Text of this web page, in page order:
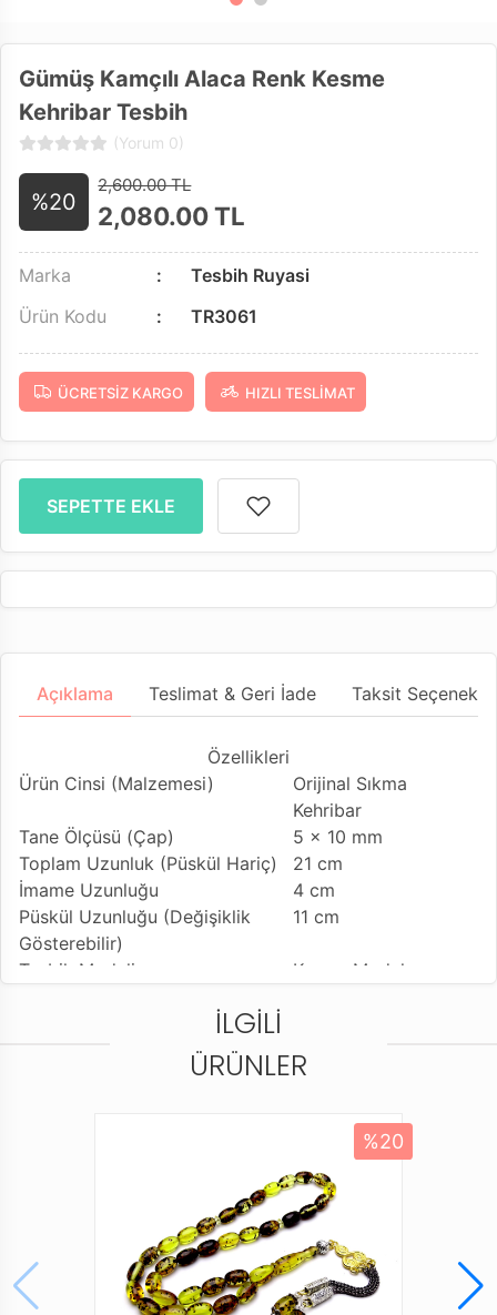
Gümüş Kamçılı Alaca Renk Kesme
Kehribar Tesbih
(Yorum 0)
%20
2,600.00 TL
2,080.00TL
Marka
Tesbih Ruyasi
Ürün Kodu
TR3061
ÜCRETSIZ KARGO HIZLI TESLIMAT
SEPETTE EKLE
Açıklama Teslimat & Geri İade Taksit
Özellikleri
Ürün Cinsi (Malzemesi)
Orijinal Sıkma
Kehribar
Tane Ölçüsü (Çap)
5 x 10 mm
Toplam Uzunluk (Püskül Hariç)
21 cm
İmame Uzunluğu
4 cm
Püskül Uzunluğu (Değişiklik
Gösterebilir)
11 cm
Tesbih Modeli
Kesme Model
Günlük Kullanıma
Çiftli Çekime Uygun
Standart Tesbih İpi
Paketleme ve Gönderim Şekli
Standart Tesbih
Kutusu
Ürün Açıklaması
* Tesbih ustalarımızın ellerinde tesbih halini alan bu
İLGILI
ÜRÜNLER
%20